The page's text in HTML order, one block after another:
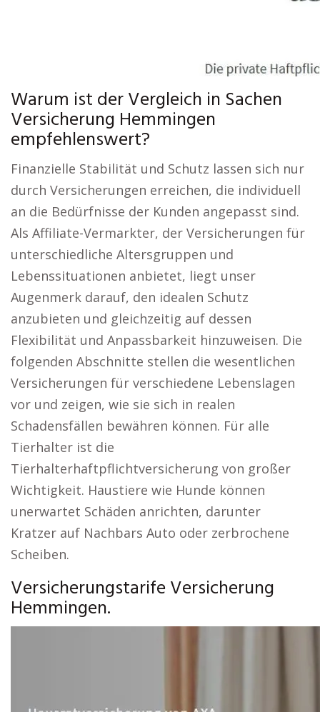
Warum ist der Vergleich in Sachen
Versicherung Hemmingen
empfehlenswert?
Finanzielle Stabilität und Schutz lassen sich nur
durch Versicherungen erreichen, die individuell
an die Bedürfnisse der Kunden angepasst sind.
Als Affiliate-Vermarkter, der Versicherungen für
unterschiedliche Altersgruppen und
Lebenssituationen anbietet, liegt unser
Augenmerk darauf, den idealen Schutz
anzubieten und gleichzeitig auf dessen
Flexibilität und Anpassbarkeit hinzuweisen. Die
folgenden Abschnitte stellen die wesentlichen
Versicherungen für verschiedene Lebenslagen
vor und zeigen, wie sie sich in realen
Schadensfällen bewähren können. Für alle
Tierhalter ist die
Tierhalterhaftpflichtversicherung von großer
Wichtigkeit. Haustiere wie Hunde können
unerwartet Schäden anrichten, darunter
Kratzer auf Nachbars Auto oder zerbrochene
Scheiben.
Versicherungstarife Versicherung
Hemmingen.